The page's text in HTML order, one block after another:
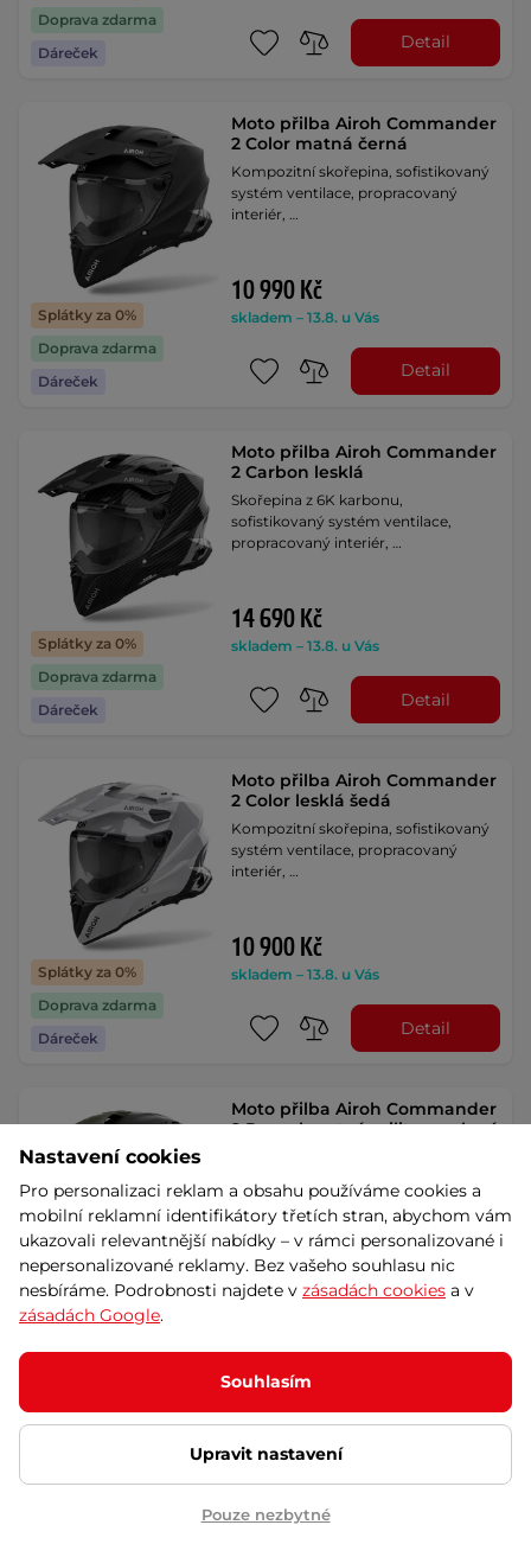
Doprava zdarma
Dáreček
Detail
Splátky za 0%
Doprava zdarma
Dáreček
Moto přilba Airoh Commander
2 Color matná černá
Kompozitní skořepina, sofistikovaný
systém ventilace, propracovaný
interiér, …
10 990 Kč
skladem – 13.8. u Vás
Detail
Splátky za 0%
Doprava zdarma
Dáreček
Moto přilba Airoh Commander
2 Carbon lesklá
Skořepina z 6K karbonu,
sofistikovaný systém ventilace,
propracovaný interiér, …
14 690 Kč
skladem – 13.8. u Vás
Detail
Splátky za 0%
Doprava zdarma
Dáreček
Moto přilba Airoh Commander
2 Color lesklá šedá
Kompozitní skořepina, sofistikovaný
systém ventilace, propracovaný
interiér, …
10 900 Kč
skladem – 13.8. u Vás
Detail
Splátky za 0%
Moto přilba Airoh Commander
2 Reveal matná military zelená
interiér, …
11 790 Kč
skladem – 11.8. u Vás
Detail
2 Reveal lesklá modrá/červená
Kompozitní skořepina, sofistikovaný
systém ventilace, propracovaný
interiér, …
Nastavení cookies
Pro personalizaci reklam a obsahu používáme cookies a
mobilní reklamní identifikátory třetích stran, abychom vám
ukazovali relevantnější nabídky – v rámci personalizované i
nepersonalizované reklamy. Bez vašeho souhlasu nic
nesbíráme. Podrobnosti najdete v zásadách cookies a v
zásadách Google.
Souhlasím
Upravit nastavení
Pouze nezbytné